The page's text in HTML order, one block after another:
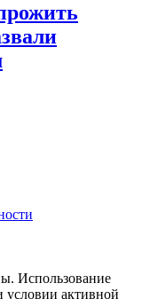
Использование
условии активной